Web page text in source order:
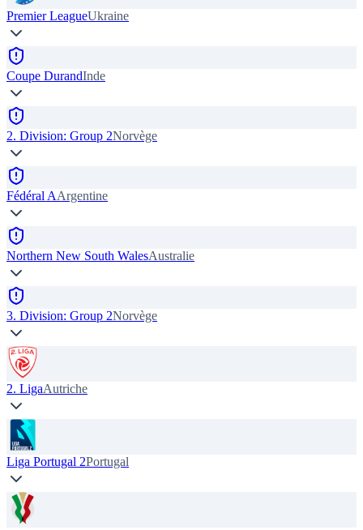
Premier LeagueUkraine
Coupe DurandInde
2. Division: Group 2Norvège
Fédéral AArgentine
Northern New South WalesAustralie
3. Division: Group 2Norvège
2. LigaAutriche
Liga Portugal 2Portugal